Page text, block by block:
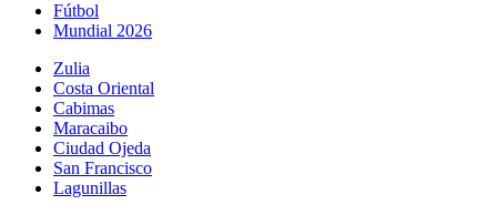
Fútbol
Mundial 2026
Zulia
Costa Oriental
Cabimas
Maracaibo
Ciudad Ojeda
San Francisco
Lagunillas